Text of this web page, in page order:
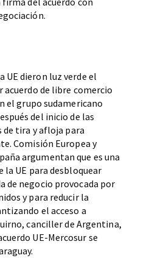
UE dieron luz verde el
de libre comercio
el grupo sudamericano
del inicio de las
de tira y afloja para
Comisión Europea y
argumentan que es una
UE para desbloquear
de negocio provocada por
y para reducir la
el acceso a
canciller de Argentina,
UE-Mercosur se